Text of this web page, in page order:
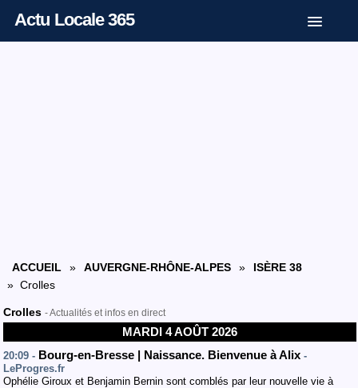
Actu Locale 365
ACCUEIL » AUVERGNE-RHÔNE-ALPES »
ISÈRE 38
» Crolles
Crolles - Actualités et infos en direct
MARDI 4 AOÛT 2026
20:09 - Bourg-en-Bresse | Naissance. Bienvenue à Alix -
LeProgres.fr
Ophélie Giroux et Benjamin Bernin sont comblés par leur nouvelle vie à